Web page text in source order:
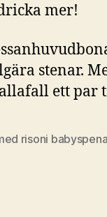
mer!
stenar.
ett par
risoni